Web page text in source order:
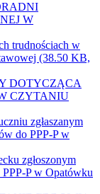
W
trudnościach w
(38.50 KB,
DOTYCZĄCA
CZYTANIU
zgłaszanym
do PPP-P w
zgłoszonym
P w Opatówku